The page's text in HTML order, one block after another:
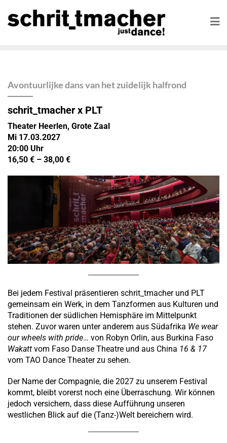
Avontuurlijke dans van het zuidelijk halfrond
schrit_tmacher x PLT
Theater Heerlen, Grote Zaal
Mi 17.03.2027
20:00 Uhr
16,50 € – 38,00 €
Bei jedem Festival präsentieren schrit_tmacher und PLT
gemeinsam ein Werk, in dem Tanzformen aus Kulturen und
Traditionen der südlichen Hemisphäre im Mittelpunkt
stehen. Zuvor waren unter anderem aus Südafrika We wear
our wheels with pride… von Robyn Orlin, aus Burkina Faso
Wakatt vom Faso Danse Theatre und aus China 16 & 17
vom TAO Dance Theater zu sehen.
Der Name der Compagnie, die 2027 zu unserem Festival
kommt, bleibt vorerst noch eine Überraschung. Wir können
jedoch versichern, dass diese Aufführung unseren
westlichen Blick auf die (Tanz-)Welt bereichern wird.